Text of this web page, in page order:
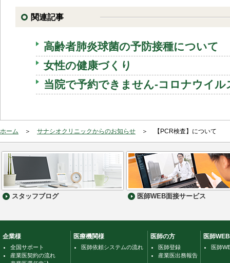
関連記事
高齢者肺炎球菌の予防接種について
女性の健康づくり
当院で予約できません-コロナウイル
ホーム サナシオクリニックからのお知らせ 【PCR検査】について
スタッフブログ 医師WEB面接サービス
企業様 医療機関様 医師の方 医師
全国サポート
産業医契約の流れ
医師依頼システムの流れ
医師登録
産業医出務報告
医師